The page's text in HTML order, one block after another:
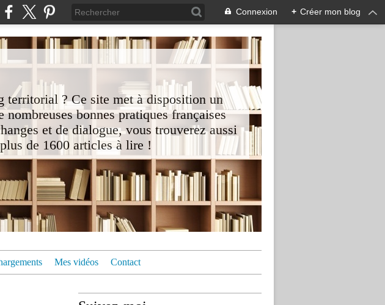
Connexion + Créer mon blog
territorial ? Ce site met à disposition un
bonnes pratiques françaises
et de dialogue, vous trouverez aussi
de 1600 articles à lire !
Mes vidéos Contact